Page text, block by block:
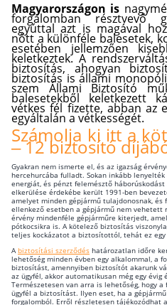
Kapcsolat
Bejelentkezés
Gépjárműs hírek
Magyarországon is
forgalomban résztvevő
egyúttal azt is magával
nőtt a különféle balesetek,
esetében jellemzően
keletkeztek. A
biztosítás, ahogyan
biztosítás is állami
szem Állami Biztosító
balesetekből keletkezett
vétkes fél fizette, abban az
egyáltalán a vétkességét.
Számolja ki itt a
– 12 biztosító
Gyakran nem ismerte el, és az igazság
hercehurcába fulladt. Sokan inkább
energiát, és pénzt felemésztő
elkerülése érdekébe került 1991-ben
amelyet minden gépjármű tulajdonosnak,
ellenkező esetben a gépjármű nem vehetett
érvény mindenféle gépjárműre kiterjedt,
pótkocsikra is. A kötelező biztosítás
teljes kockázatot a biztosítottól, tehát ez
Abiztosítási szerződés határozatlan időre
lehetőség minden évben egy alkalommal, a
biztosítást, amennyiben biztosítót akarunk
az ügyfél, akkor automatikusan még egy évig
Természetesen van arra is lehetőség, hogy
ügyfél a biztosítást. Ilyen eset, ha a
forgalomból. Erről részletesen tájékozódhat